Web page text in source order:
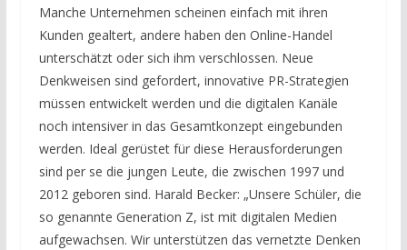
Manche Unternehmen scheinen einfach mit ihren
Kunden gealtert, andere haben den Online-Handel
unterschätzt oder sich ihm verschlossen. Neue
Denkweisen sind gefordert, innovative PR-Strategien
müssen entwickelt werden und die digitalen Kanäle
noch intensiver in das Gesamtkonzept eingebunden
werden. Ideal gerüstet für diese Herausforderungen
sind per se die jungen Leute, die zwischen 1997 und
2012 geboren sind. Harald Becker: „Unsere Schüler, die
so genannte Generation Z, ist mit digitalen Medien
aufgewachsen. Wir unterstützen das vernetzte Denken